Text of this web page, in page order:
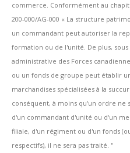
commerce. Conformément au
200-000/AG-000 « La structure
un commandant peut autoriser la
formation ou de l'unité. De plus,
administrative des Forces
ou un fonds de groupe peut établir
marchandises spécialisées à la
conséquent, à moins qu'un ordre ne
d'un commandant d'unité ou d'un
filiale, d'un régiment ou d'un fonds
respectifs), il ne sera pas traité. ''